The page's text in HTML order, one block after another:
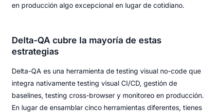
en producción algo excepcional en lugar de cotidiano.
Delta-QA cubre la mayoría de estas
estrategias
Delta-QA es una herramienta de testing visual no-code que
integra nativamente testing visual CI/CD, gestión de
baselines, testing cross-browser y monitoreo en producción.
En lugar de ensamblar cinco herramientas diferentes, tienes